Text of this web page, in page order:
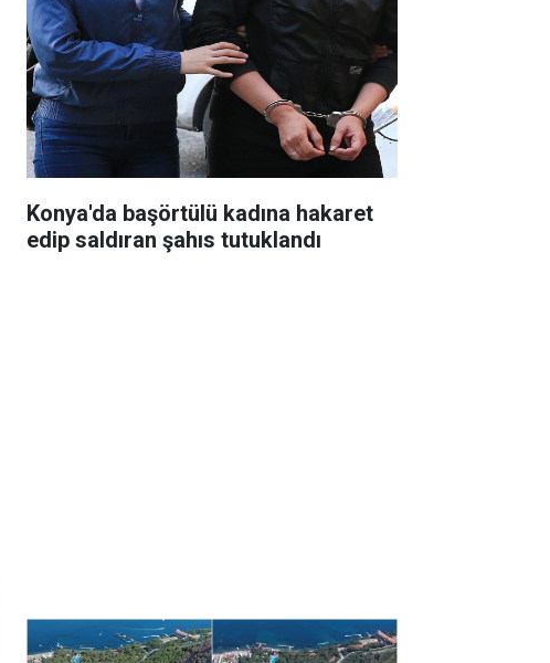
Konya'da başörtülü kadına hakaret
edip saldıran şahıs tutuklandı